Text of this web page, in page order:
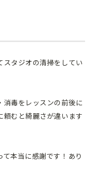
タジオの清掃をしてい
毒をレッスンの前後に
頼むと綺麗さが違います
本当に感謝です！あり